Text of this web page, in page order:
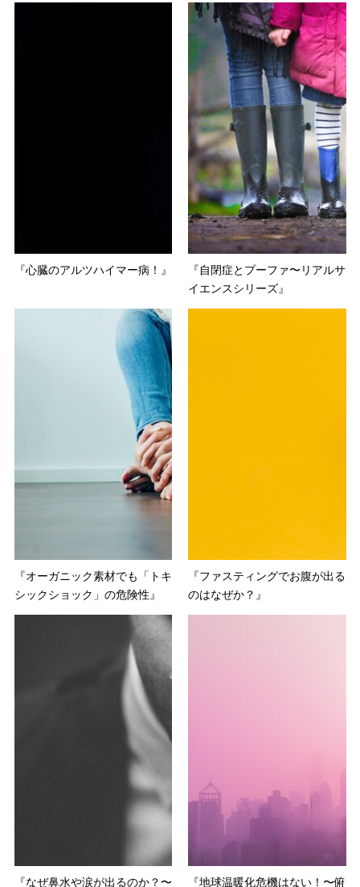
『心臓のアルツハイマー病！』
『自閉症とプーファ〜リアルサ
イエンスシリーズ』
『オーガニック素材でも「トキ
シックショック」の危険性』
『ファスティングでお腹が出る
のはなぜか？』
『なぜ鼻水や涙が出るのか？〜
『地球温暖化危機はない！〜俯